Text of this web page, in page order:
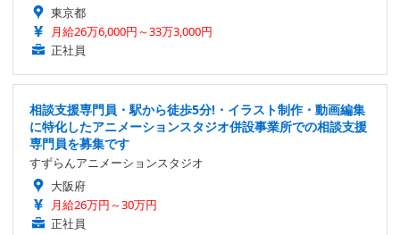
東京都
月給26万6,000円～33万3,000円
正社員
相談支援専門員・駅から徒歩5分!・イラスト制作・動画編集
に特化したアニメーションスタジオ併設事業所での相談支援
専門員を募集です
すずらんアニメーションスタジオ
大阪府
月給26万円～30万円
正社員